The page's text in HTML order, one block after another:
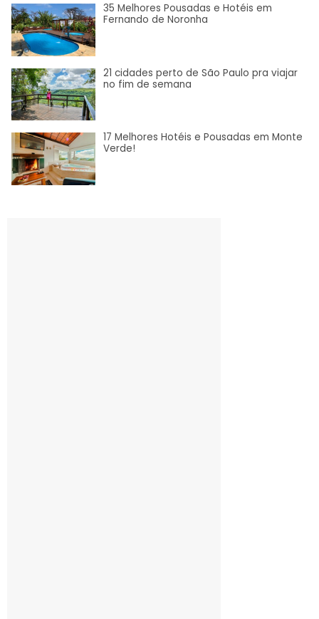
35 Melhores Pousadas e Hotéis em
Fernando de Noronha
21 cidades perto de São Paulo pra viajar
no fim de semana
17 Melhores Hotéis e Pousadas em Monte
Verde!